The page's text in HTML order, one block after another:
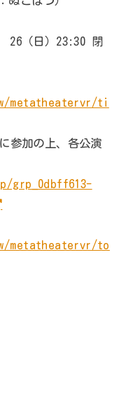
26（日）23:30 閉
metatheatervr/ti
参加の上、各公演
grp_0dbff613-
metatheatervr/to